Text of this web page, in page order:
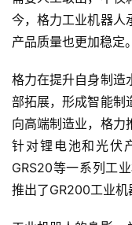
今，格力工业机器人
产品质量也更加稳定。
格力在提升自身制造
部拓展，形成智能制
向高端制造业，格力
针对锂电池和光伏
GRS20等一系列工
推出了GR200工业机